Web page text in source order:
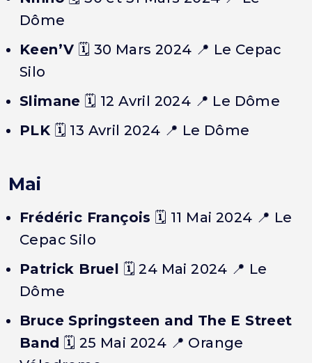
Dôme
Keen’V 🗓️ 30 Mars 2024 📍 Le Cepac
Silo
Slimane 🗓️ 12 Avril 2024 📍 Le Dôme
PLK 🗓️ 13 Avril 2024 📍 Le Dôme
Mai
Frédéric François 🗓️ 11 Mai 2024 📍 Le
Cepac Silo
Patrick Bruel
🗓️ 24 Mai 2024 📍 Le
Dôme
Bruce Springsteen and The E Street
Band 🗓️ 25 Mai 2024 📍 Orange